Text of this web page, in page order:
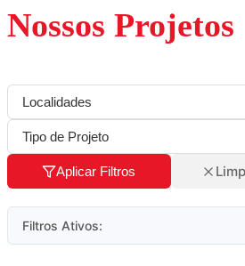
Nossos Projetos
Aplicar Filtros
Filtros Ativos: